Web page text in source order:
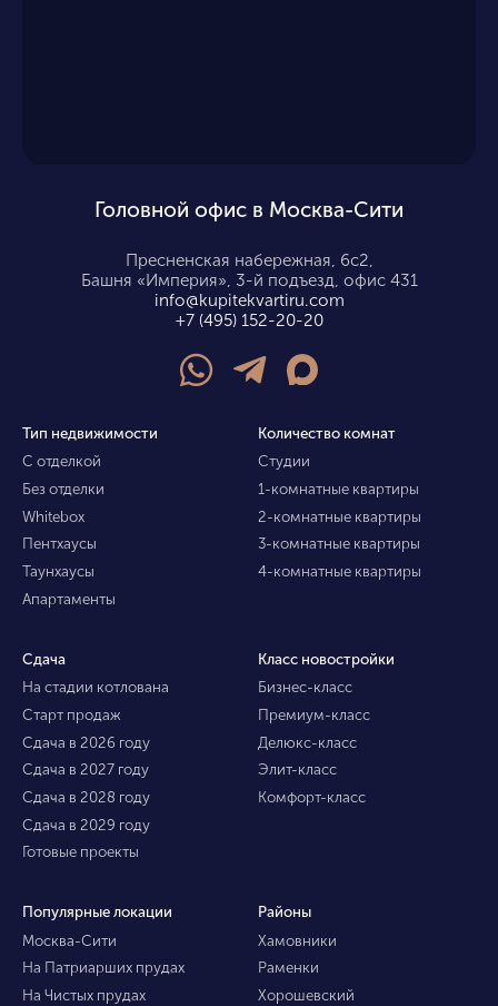
Головной офис в Москва-Сити
Пресненская набережная, 6с2,
Башня «Империя», 3-й подъезд, офис 431
info@kupitekvartiru.com
+7 (495) 152-20-20
Тип недвижимости
С отделкой
Без отделки
Whitebox
Пентхаусы
Таунхаусы
Апартаменты
Количество комнат
Студии
1-комнатные квартиры
2-комнатные квартиры
3-комнатные квартиры
4-комнатные квартиры
Сдача
На стадии котлована
Старт продаж
Сдача в 2026 году
Сдача в 2027 году
Сдача в 2028 году
Сдача в 2029 году
Готовые проекты
Класс новостройки
Бизнес-класс
Премиум-класс
Делюкс-класс
Элит-класс
Комфорт-класс
Популярные локации
Москва-Сити
На Патриарших прудах
На Чистых прудах
Районы
Хамовники
Раменки
Хорошевский